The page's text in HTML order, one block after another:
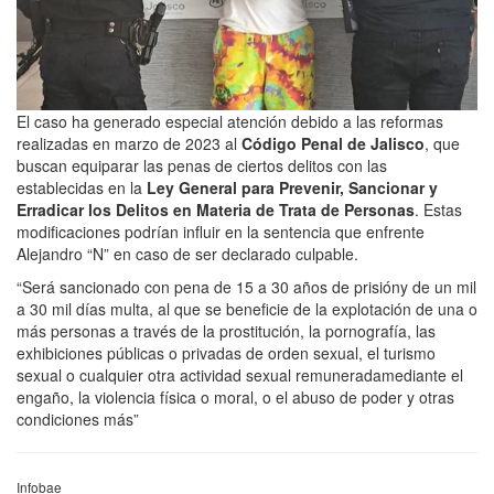
El caso ha generado especial atención debido a las reformas
realizadas en marzo de 2023 al Código Penal de Jalisco, que
buscan equiparar las penas de ciertos delitos con las
establecidas en la Ley General para Prevenir, Sancionar y
Erradicar los Delitos en Materia de Trata de Personas. Estas
modificaciones podrían influir en la sentencia que enfrente
Alejandro “N” en caso de ser declarado culpable.
“Será sancionado con pena de 15 a 30 años de prisióny de un mil
a 30 mil días multa, al que se beneficie de la explotación de una o
más personas a través de la prostitución, la pornografía, las
exhibiciones públicas o privadas de orden sexual, el turismo
sexual o cualquier otra actividad sexual remuneradamediante el
engaño, la violencia física o moral, o el abuso de poder y otras
condiciones más”
Infobae